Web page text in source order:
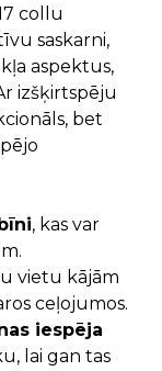
collu
saskarni,
aspektus,
izšķirtspēju
bet
, kas var
vietu kājām
ceļojumos.
iespēja
lai gan tas